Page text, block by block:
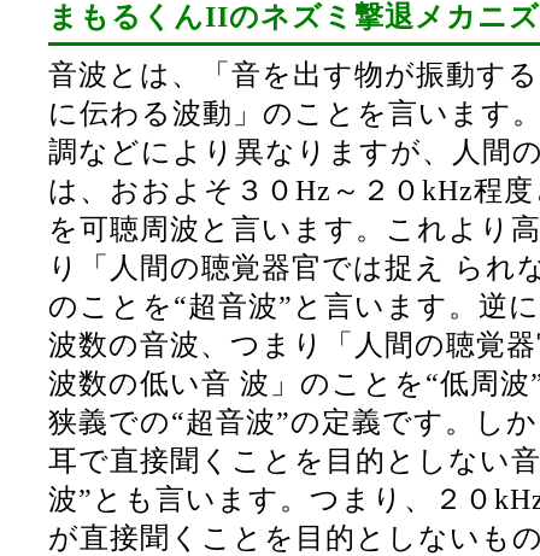
まもるくんIIのネズミ撃退メカニ
音波とは、「音を出す物が振動す
に伝わる波動」のことを言います
調などにより異なりますが、人間
は、おおよそ３０Hz～２０kHz程
を可聴周波と言います。これより
り「人間の聴覚器官では捉え られ
のことを“超音波”と言います。逆
波数の音波、つまり「人間の聴覚
波数の低い音 波」のことを“低周
狭義での“超音波”の定義です。し
耳で直接聞くことを目的としない
波”とも言います。つまり、２０
が直接聞くことを目的としないも